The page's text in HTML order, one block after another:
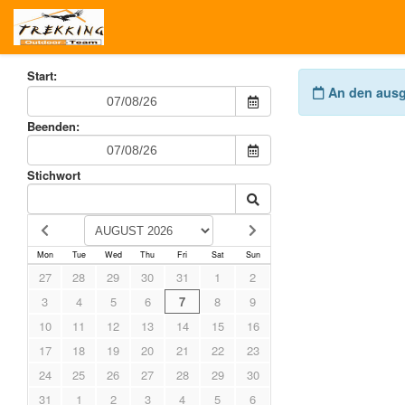
Start:
Beenden:
Stichwort
Mon Tue Wed Thu Fri Sat Sun
27 28 29 30 31 1
2
3
4 5 6 7 8
9
10
11 12 13 14 15
16
17
18 19 20 21 22
23
24
25 26 27 28 29
30
31
1 2 3 4 5 6
An den